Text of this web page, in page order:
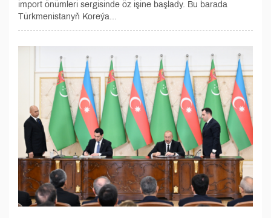
import önümleri sergisinde öz işine başlady. Bu barada
Türkmenistanyň Koreýa...